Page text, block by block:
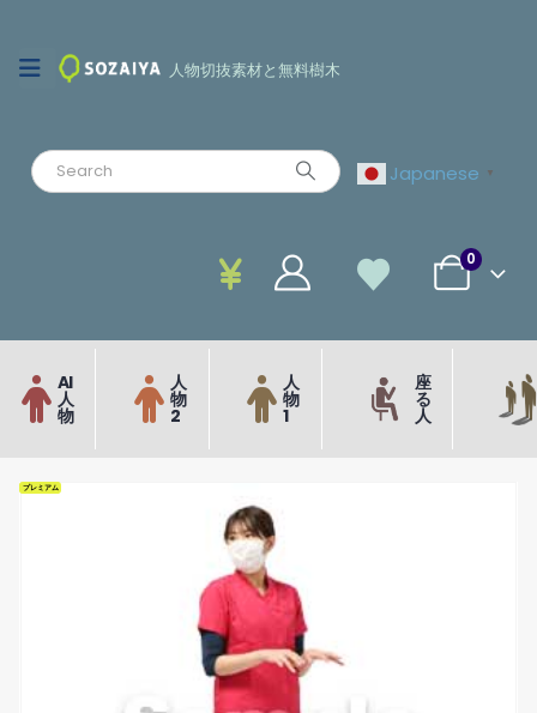
人物切抜素材と無料樹木
Japanese ▼
0
AI
人
物
人
物
2
人
物
1
座
る
人
プレミアム